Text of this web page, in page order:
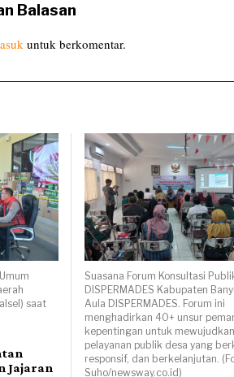
Balasan
untuk berkomentar.
saat
Jajaran
Suasana Forum Konsultasi
DISPERMADES Kabupaten
Aula DISPERMADES. Forum ini
menghadirkan 40+ unsur
kepentingan untuk mewujudkan
pelayanan publik desa yang
responsif, dan berkelanjutan.
Suho/newsway.co.id)